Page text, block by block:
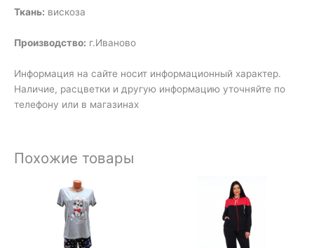
Ткань: вискоза
Производство: г.Иваново
Информация на сайте носит информационный характер.
Наличие, расцветки и другую информацию уточняйте по
телефону или в магазинах
Похожие товары